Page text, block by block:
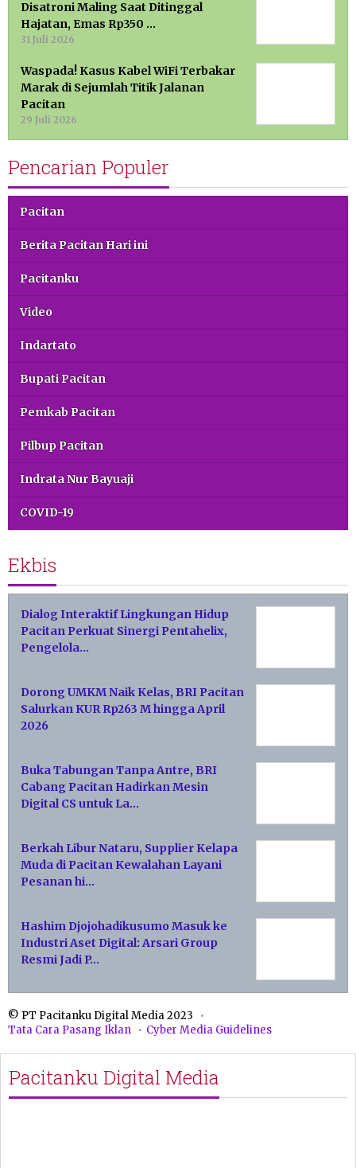
Disatroni Maling Saat Ditinggal
Hajatan, Emas Rp350 …
31 Juli 2026
Waspada! Kasus Kabel WiFi Terbakar
Marak di Sejumlah Titik Jalanan
Pacitan
29 Juli 2026
Pencarian Populer
Pacitan
Berita Pacitan Hari ini
Pacitanku
Video
Indartato
Bupati Pacitan
Pemkab Pacitan
Pilbup Pacitan
Indrata Nur Bayuaji
COVID-19
Ekbis
Dialog Interaktif Lingkungan Hidup
Pacitan Perkuat Sinergi Pentahelix,
Pengelola…
Dorong UMKM Naik Kelas, BRI Pacitan
Salurkan KUR Rp263 M hingga April
2026
Buka Tabungan Tanpa Antre, BRI
Cabang Pacitan Hadirkan Mesin
Digital CS untuk La…
Berkah Libur Nataru, Supplier Kelapa
Muda di Pacitan Kewalahan Layani
Pesanan hi…
Hashim Djojohadikusumo Masuk ke
Industri Aset Digital: Arsari Group
Resmi Jadi P…
© PT Pacitanku Digital Media 2023
Tata Cara Pasang Iklan
Cyber Media Guidelines
Pacitanku Digital Media